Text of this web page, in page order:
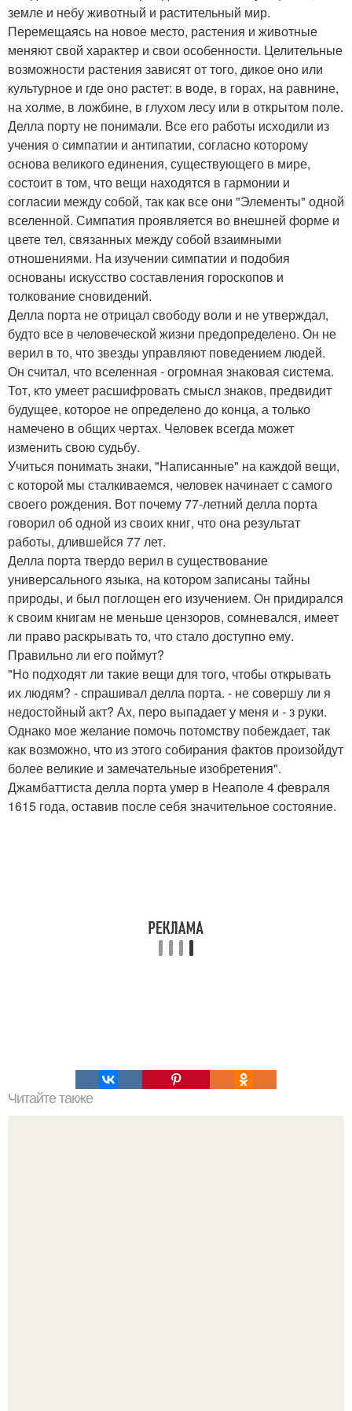
земле и небу животный и растительный мир.
Перемещаясь на новое место, растения и животные
меняют свой характер и свои особенности. Целительные
возможности растения зависят от того, дикое оно или
культурное и где оно растет: в воде, в горах, на равнине,
на холме, в ложбине, в глухом лесу или в открытом поле.
Делла порту не понимали. Все его работы исходили из
учения о симпатии и антипатии, согласно которому
основа великого единения, существующего в мире,
состоит в том, что вещи находятся в гармонии и
согласии между собой, так как все они "Элементы" одной
вселенной. Симпатия проявляется во внешней форме и
цвете тел, связанных между собой взаимными
отношениями. На изучении симпатии и подобия
основаны искусство составления гороскопов и
толкование сновидений.
Делла порта не отрицал свободу воли и не утверждал,
будто все в человеческой жизни предопределено. Он не
верил в то, что звезды управляют поведением людей.
Он считал, что вселенная - огромная знаковая система.
Тот, кто умеет расшифровать смысл знаков, предвидит
будущее, которое не определено до конца, а только
намечено в общих чертах. Человек всегда может
изменить свою судьбу.
Учиться понимать знаки, "Написанные" на каждой вещи,
с которой мы сталкиваемся, человек начинает с самого
своего рождения. Вот почему 77-летний делла порта
говорил об одной из своих книг, что она результат
работы, длившейся 77 лет.
Делла порта твердо верил в существование
универсального языка, на котором записаны тайны
природы, и был поглощен его изучением. Он придирался
к своим книгам не меньше цензоров, сомневался, имеет
ли право раскрывать то, что стало доступно ему.
Правильно ли его поймут?
"Но подходят ли такие вещи для того, чтобы открывать
их людям? - спрашивал делла порта. - не совершу ли я
недостойный акт? Ах, перо выпадает у меня и - з руки.
Однако мое желание помочь потомству побеждает, так
как возможно, что из этого собирания фактов произойдут
более великие и замечательные изобретения".
Джамбаттиста делла порта умер в Неаполе 4 февраля
1615 года, оставив после себя значительное состояние.
Читайте также